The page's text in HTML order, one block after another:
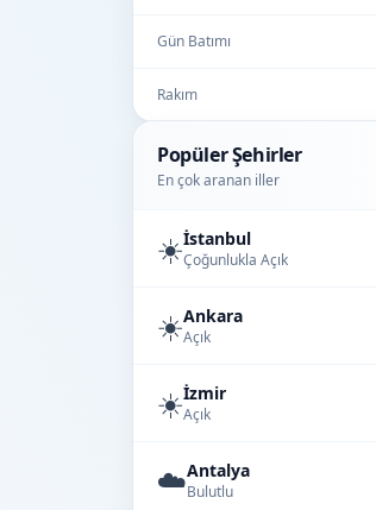
Gün Batımı
Rakım
Popüler Şehirler
En çok aranan iller
☀️İstanbul
Çoğunlukla Açık
☀️Ankara
Açık
☀️İzmir
Açık
☁️Antalya
Bulutlu